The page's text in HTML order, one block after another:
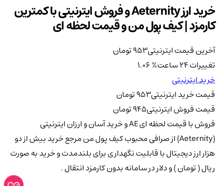
خرید ارز Aeternity و فروش ایترنیتی با کمترین
کارمزد | کیف پول من و قیمت لحظه ای
آخرین قیمت ایترنیتی953تومان
تغییرات 24 ساعت
1.06%
خرید ایترنیتی
قیمت خرید ایترنیتی953تومان
قیمت فروش ایترنیتی945تومان
فروش با قیمت لحظه ای AE و خرید آسان و ارزان ایترنیتی
(Aeternity) از صرافی محبوب کیف پول من مرجع خرید بیش از دو
هزار ارز دیجیتال با قابلیت نگهداری برای بلندمدت و خرید به صورت
ریال ( تومان ) و دلار در سامانه بدون کارمزد انتقال .